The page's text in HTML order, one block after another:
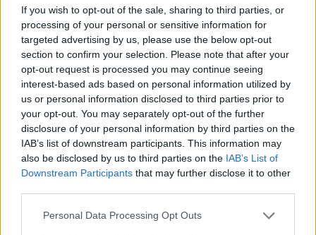
If you wish to opt-out of the sale, sharing to third parties, or
processing of your personal or sensitive information for
targeted advertising by us, please use the below opt-out
section to confirm your selection. Please note that after your
opt-out request is processed you may continue seeing
interest-based ads based on personal information utilized by
us or personal information disclosed to third parties prior to
your opt-out. You may separately opt-out of the further
disclosure of your personal information by third parties on the
IAB’s list of downstream participants. This information may
also be disclosed by us to third parties on the IAB’s List of
Downstream Participants that may further disclose it to other
Please note that this website/app uses one or more Google
Personal Data Processing Opt Outs